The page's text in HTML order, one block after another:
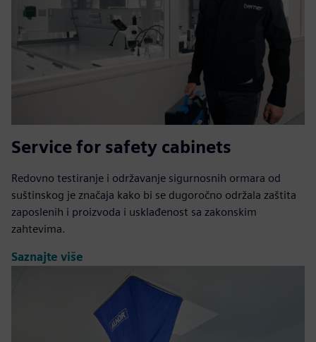
Service for safety cabinets
Redovno testiranje i održavanje sigurnosnih ormara od
suštinskog je značaja kako bi se dugoročno održala zaštita
zaposlenih i proizvoda i usklađenost sa zakonskim
zahtevima.
Saznajte više